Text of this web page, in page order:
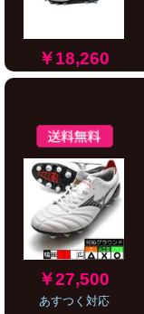
￥18,260
￥27,500
あすつく対応